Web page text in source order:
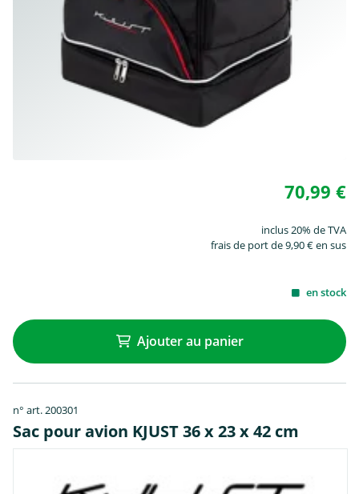
70,99 €
inclus 20% de TVA
frais de port de 9,90 € en sus
en stock
Ajouter au panier
n° art. 200301
Sac pour avion KJUST 36 x 23 x 42 cm